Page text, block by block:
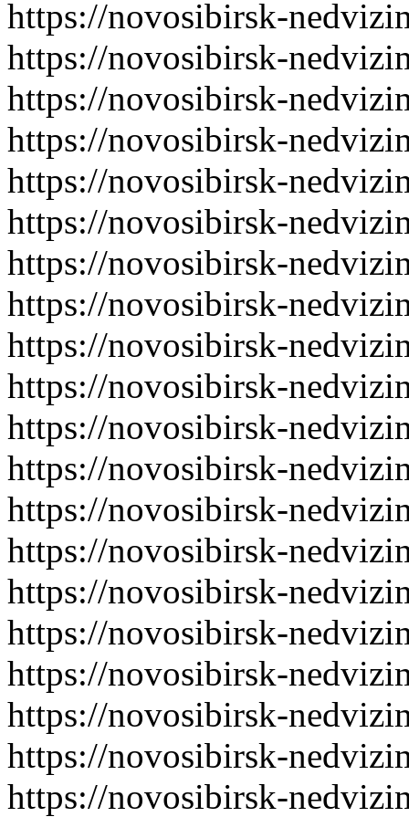
https://novosibirsk-
https://novosibirsk-
https://novosibirsk-
https://novosibirsk-
https://novosibirsk-
https://novosibirsk-
https://novosibirsk-
https://novosibirsk-
https://novosibirsk-
https://novosibirsk-
https://novosibirsk-
https://novosibirsk-
https://novosibirsk-
https://novosibirsk-
https://novosibirsk-
https://novosibirsk-
https://novosibirsk-
https://novosibirsk-
https://novosibirsk-
https://novosibirsk-